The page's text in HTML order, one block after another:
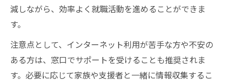
減しながら、効率よく就職活動を進めることができま
す。
注意点として、インターネット利用が苦手な方や不安の
ある方は、窓口でサポートを受けることも推奨されま
す。必要に応じて家族や支援者と一緒に情報収集するこ